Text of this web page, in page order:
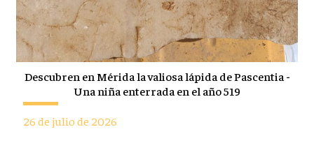
Descubren en Mérida la valiosa lápida de Pascentia -
Una niña enterrada en el año 519
26 de julio de 2026